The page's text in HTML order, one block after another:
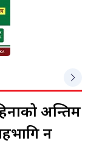
अन्तिम
हुन